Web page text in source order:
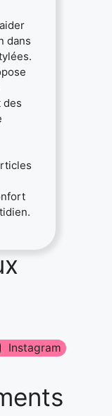
dans
des
Instagram